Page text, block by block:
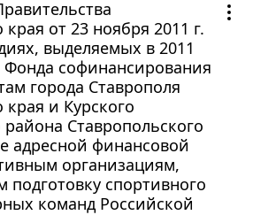
от 23 ноября 2011 г.
выделяемых в 2011
Фонда софинансирования
города Ставрополя
края и Курского
Ставропольского
адресной финансовой
организациям,
спортивного
команд Российской